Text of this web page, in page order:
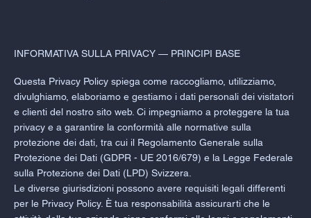
INFORMATIVA SULLA PRIVACY — PRINCIPI BASE
Questa Privacy Policy spiega come raccogliamo, utilizziamo,
divulghiamo, elaboriamo e gestiamo i dati personali dei visitatori
e clienti del nostro sito web. Ci impegniamo a proteggere la tua
privacy e a garantire la conformità alle normative sulla
protezione dei dati, tra cui il Regolamento Generale sulla
Protezione dei Dati (GDPR - UE 2016/679) e la Legge Federale
sulla Protezione dei Dati (LPD) Svizzera.
Le diverse giurisdizioni possono avere requisiti legali differenti
per le Privacy Policy. È tua responsabilità assicurarti che le